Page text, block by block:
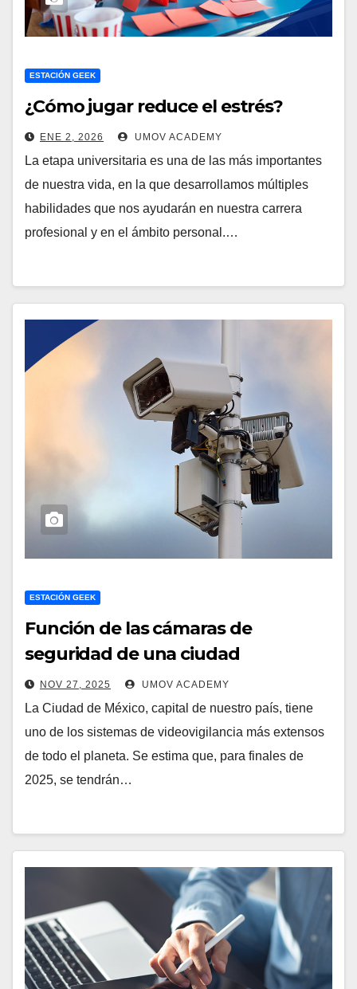
ESTACIÓN GEEK
¿Cómo jugar reduce el estrés?
ENE 2, 2026 UMOV ACADEMY
La etapa universitaria es una de las más importantes
de nuestra vida, en la que desarrollamos múltiples
habilidades que nos ayudarán en nuestra carrera
profesional y en el ámbito personal.…
ESTACIÓN GEEK
Función de las cámaras de
seguridad de una ciudad
NOV 27, 2025 UMOV ACADEMY
La Ciudad de México, capital de nuestro país, tiene
uno de los sistemas de videovigilancia más extensos
de todo el planeta. Se estima que, para finales de
2025, se tendrán…